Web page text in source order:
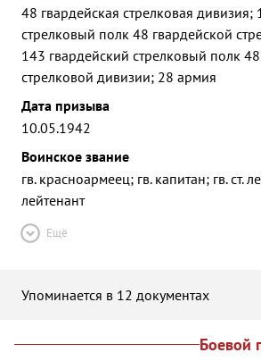
48 гвардейская стрелковая дивизия;
стрелковый полк 48 гвардейской
143 гвардейский стрелковый полк
стрелковой дивизии; 28 армия
Дата призыва
10.05.1942
Воинское звание
гв. красноармеец; гв. капитан; гв. ст.
лейтенант
Ещё
Упоминается в 12 документах
Боевой